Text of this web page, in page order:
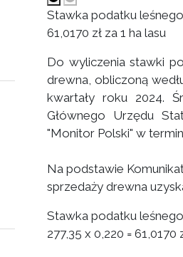
Stawka podatku
61,0170 zł za 1 ha lasu
Do wyliczenia stawki
drewna, obliczoną
kwartały roku 2024.
Głównego Urzędu
"Monitor Polski" w
Na podstawie
sprzedaży drewna
Stawka podatku
277,35 x 0,220 = 61,0170